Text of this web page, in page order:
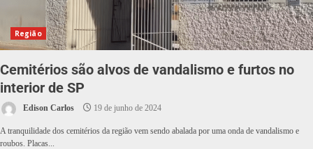
Região
Cemitérios são alvos de vandalismo e furtos no
interior de SP
Edison Carlos 19 de junho de 2024
A tranquilidade dos cemitérios da região vem sendo abalada por uma onda de vandalismo e
roubos. Placas...